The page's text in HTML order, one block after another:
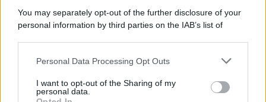
You may separately opt-out of the further disclosure of your
personal information by third parties on the IAB’s list of
This information may also be disclosed by us to third parties
disclose it to other third parties.
Personal Data Processing Opt Outs
I want to opt-out of the Sharing of my
personal data.
Day Travel 365
Home Magazine 365
Cineverse Magazine
SecondHomeMagazine